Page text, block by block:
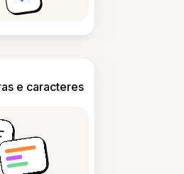
e caracteres